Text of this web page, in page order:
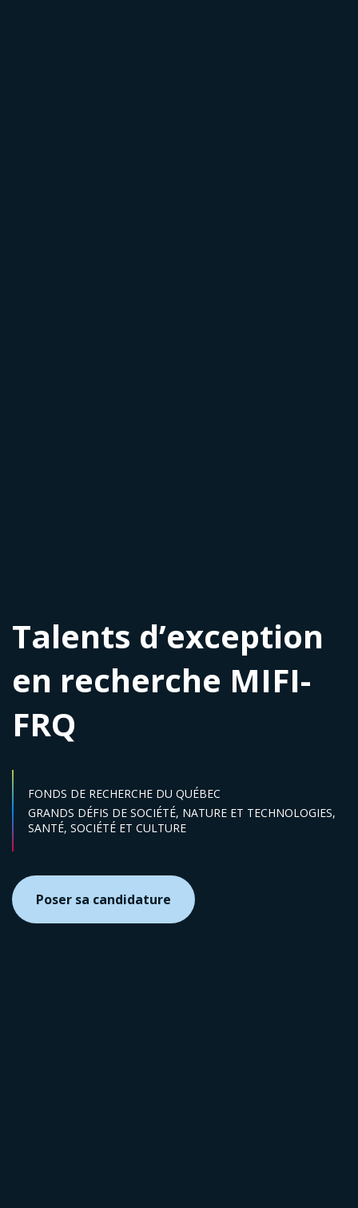
Talents d’exception
en recherche MIFI-
FRQ
FONDS DE RECHERCHE DU QUÉBEC
Secteur :
GRANDS DÉFIS DE SOCIÉTÉ, NATURE ET TECHNOLOGIES,
SANTÉ, SOCIÉTÉ ET CULTURE
Poser sa candidature